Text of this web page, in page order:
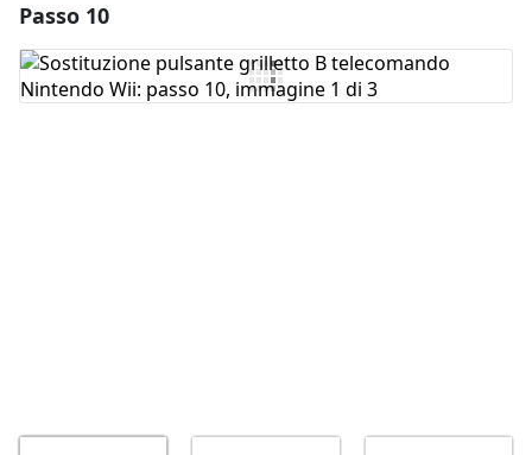
Aggiungi Commento
Passo 10